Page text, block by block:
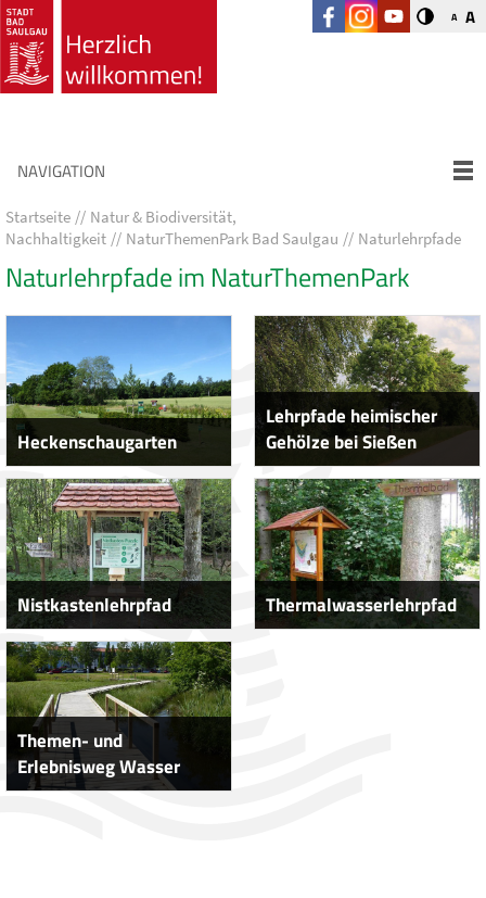
A A
NAVIGATION
Startseite
Natur & Biodiversität,
Nachhaltigkeit
NaturThemenPark Bad Saulgau Naturlehrpfade
Naturlehrpfade im NaturThemenPark
Heckenschaugarten
Lehrpfade heimischer
Gehölze bei Sießen
Nistkastenlehrpfad Thermalwasserlehrpfad
Themen- und
Erlebnisweg Wasser